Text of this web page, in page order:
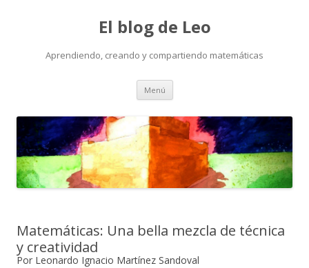
El blog de Leo
Aprendiendo, creando y compartiendo matemáticas
Menú Saltar
contenido
Matemáticas: Una bella mezcla de técnica
y creatividad
Por Leonardo Ignacio Martínez Sandoval